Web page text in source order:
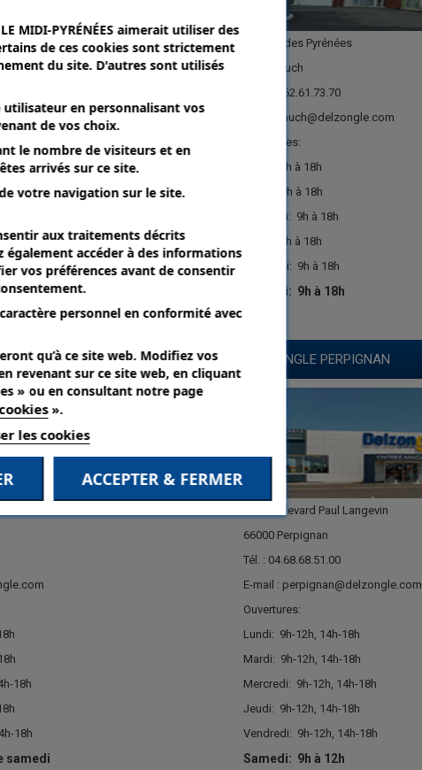
Gardes
Avenue des Pyrénées
32000 Auch
Tél. : 05.62.61.73.70
E-mail : auch@delzongle.com
Ouvertures:
9h à 18h
9h à 18h
Mercredi: 9h à 18h
9h à 18h
Vendredi: 9h à 18h
Samedi: 9h à 18h
18h
18h
samedi
DELZONGLE PERPIGNAN
137 Boulevard Paul Langevin
66000 Perpignan
Tél. : 04.68.68.51.00
E-mail : perpignan@delzongle.com
Ouvertures:
Lundi: 9h-12h, 14h-18h
Mardi: 9h-12h, 14h-18h
Mercredi: 9h-12h, 14h-18h
Jeudi: 9h-12h, 14h-18h
Vendredi: 9h-12h, 14h-18h
Samedi: 9h à 12h
MIDI-PYRÉNÉES aimerait utiliser des
de ces cookies sont strictement
du site. D'autres sont utilisés
en personnalisant vos
de vos choix.
le nombre de visiteurs et en
arrivés sur ce site.
votre navigation sur le site.
aux traitements décrits
également accéder à des informations
vos préférences avant de consentir
personnel en conformité avec
qu’à ce site web. Modifiez vos
revenant sur ce site web, en cliquant
» ou en consultant notre page
».
les cookies
ACCEPTER & FERMER